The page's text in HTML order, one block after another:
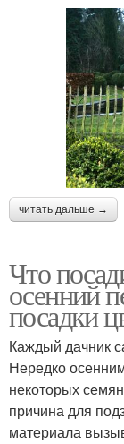
читать дальше →
Что
осенний
посадки
Каждый дачник
Нередко
некоторых
причина для
материала